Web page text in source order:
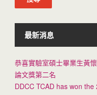
最新消息
恭喜實驗室碩士畢業生黃
論文獎第二名
DDCC TCAD has won